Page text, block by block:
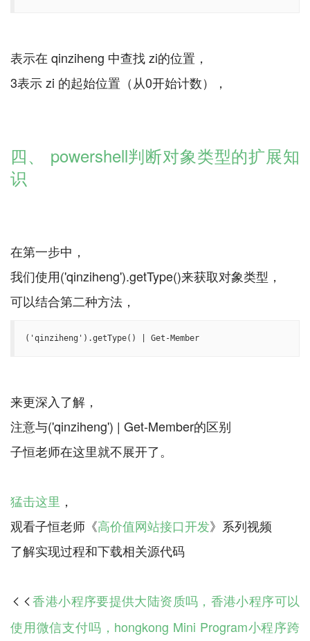
表示在 qinziheng 中查找 zi的位置，
3表示 zi 的起始位置（从0开始计数），
四、 powershell判断对象类型的扩展知
识
在第一步中，
我们使用('qinziheng').getType()来获取对象类型，
('qinziheng').getType() | Get-Member
来更深入了解，
注意与('qinziheng') | Get-Member的区别
子恒老师在这里就不展开了。
猛击这里 ，
观看子恒老师《高价值网站接口开发》系列视频
 香港小程序要提供大陆资质吗，香港小程序可以
使用微信支付吗，hongkong Mini Program小程序跨